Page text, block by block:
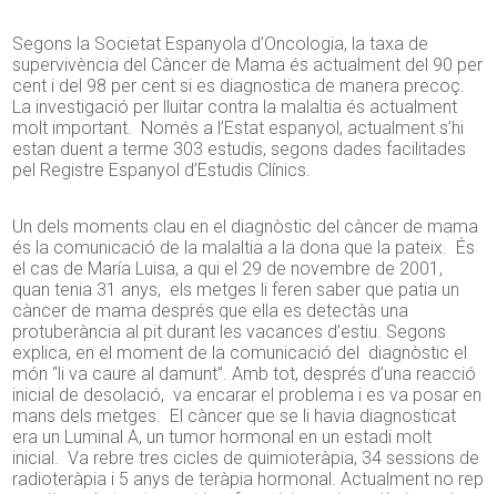
Segons la Societat Espanyola d’Oncologia, la taxa de
supervivència del Càncer de Mama és actualment del 90 per
cent i del 98 per cent si es diagnostica de manera precoç.
La investigació per lluitar contra la malaltia és actualment
molt important. Només a l’Estat espanyol, actualment s’hi
estan duent a terme 303 estudis, segons dades facilitades
pel Registre Espanyol d’Estudis Clínics.
Un dels moments clau en el diagnòstic del càncer de mama
és la comunicació de la malaltia a la dona que la pateix. És
el cas de María Luisa, a qui el 29 de novembre de 2001,
quan tenia 31 anys, els metges li feren saber que patia un
càncer de mama després que ella es detectàs una
protuberància al pit durant les vacances d’estiu. Segons
explica, en el moment de la comunicació del diagnòstic el
món “li va caure al damunt”. Amb tot, després d’una reacció
inicial de desolació, va encarar el problema i es va posar en
mans dels metges. El càncer que se li havia diagnosticat
era un Luminal A, un tumor hormonal en un estadi molt
inicial. Va rebre tres cicles de quimioteràpia, 34 sessions de
radioteràpia i 5 anys de teràpia hormonal. Actualment no rep